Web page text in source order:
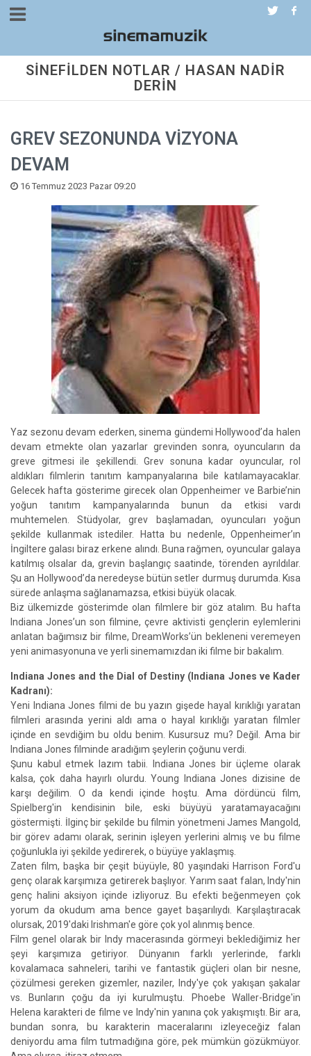
SİNEFİLDEN NOTLAR / HASAN NADİR
DERİN
GREV SEZONUNDA VİZYONA
DEVAM
16 Temmuz 2023 Pazar 09:20
Yaz sezonu devam ederken, sinema gündemi Hollywood’da halen
devam etmekte olan yazarlar grevinden sonra, oyuncuların da
greve gitmesi ile şekillendi. Grev sonuna kadar oyuncular, rol
aldıkları filmlerin tanıtım kampanyalarına bile katılamayacaklar.
Gelecek hafta gösterime girecek olan Oppenheimer ve Barbie’nin
yoğun tanıtım kampanyalarında bunun da etkisi vardı
muhtemelen. Stüdyolar, grev başlamadan, oyuncuları yoğun
şekilde kullanmak istediler. Hatta bu nedenle, Oppenheimer’ın
İngiltere galası biraz erkene alındı. Buna rağmen, oyuncular galaya
katılmış olsalar da, grevin başlangıç saatinde, törenden ayrıldılar.
Şu an Hollywood’da neredeyse bütün setler durmuş durumda. Kısa
sürede anlaşma sağlanamazsa, etkisi büyük olacak.
Biz ülkemizde gösterimde olan filmlere bir göz atalım. Bu hafta
Indiana Jones’un son filmine, çevre aktivisti gençlerin eylemlerini
anlatan bağımsız bir filme, DreamWorks’ün bekleneni veremeyen
yeni animasyonuna ve yerli sinemamızdan iki filme bir bakalım.
Indiana Jones and the Dial of Destiny (Indiana Jones ve Kader
Kadranı):
Yeni Indiana Jones filmi de bu yazın gişede hayal kırıklığı yaratan
filmleri arasında yerini aldı ama o hayal kırıklığı yaratan filmler
içinde en sevdiğim bu oldu benim. Kusursuz mu? Değil. Ama bir
Indiana Jones filminde aradığım şeylerin çoğunu verdi.
Şunu kabul etmek lazım tabii. Indiana Jones bir üçleme olarak
kalsa, çok daha hayırlı olurdu. Young Indiana Jones dizisine de
karşı değilim. O da kendi içinde hoştu. Ama dördüncü film,
Spielberg'in kendisinin bile, eski büyüyü yaratamayacağını
göstermişti. İlginç bir şekilde bu filmin yönetmeni James Mangold,
bir görev adamı olarak, serinin işleyen yerlerini almış ve bu filme
çoğunlukla iyi şekilde yedirerek, o büyüye yaklaşmış.
Zaten film, başka bir çeşit büyüyle, 80 yaşındaki Harrison Ford'u
genç olarak karşımıza getirerek başlıyor. Yarım saat falan, Indy'nin
genç halini aksiyon içinde izliyoruz. Bu efekti beğenmeyen çok
yorum da okudum ama bence gayet başarılıydı. Karşılaştıracak
olursak, 2019'daki Irishman'e göre çok yol alınmış bence.
Film genel olarak bir Indy macerasında görmeyi beklediğimiz her
şeyi karşımıza getiriyor. Dünyanın farklı yerlerinde, farklı
kovalamaca sahneleri, tarihi ve fantastik güçleri olan bir nesne,
çözülmesi gereken gizemler, naziler, Indy'ye çok yakışan şakalar
vs. Bunların çoğu da iyi kurulmuştu. Phoebe Waller-Bridge'in
Helena karakteri de filme ve Indy'nin yanına çok yakışmıştı. Bir ara,
bundan sonra, bu karakterin maceralarını izleyeceğiz falan
deniyordu ama film tutmadığına göre, pek mümkün gözükmüyor.